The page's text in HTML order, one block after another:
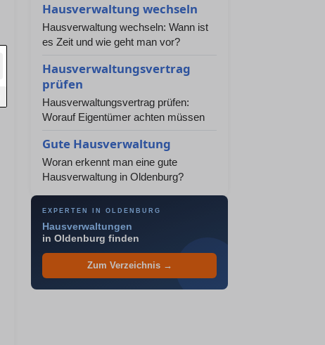
Hausverwaltung wechseln
Hausverwaltung wechseln: Wann ist
es Zeit und wie geht man vor?
Hausverwaltungsvertrag
prüfen
Hausverwaltungsvertrag prüfen:
Worauf Eigentümer achten müssen
Gute Hausverwaltung
Woran erkennt man eine gute
Hausverwaltung in Oldenburg?
EXPERTEN IN OLDENBURG
Hausverwaltungen
in Oldenburg finden
Zum Verzeichnis →